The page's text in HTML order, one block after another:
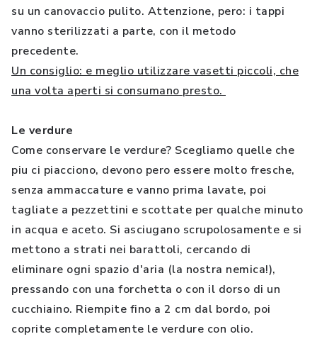
su un canovaccio pulito. Attenzione, pero: i tappi
vanno sterilizzati a parte, con il metodo
precedente.
Un consiglio: e meglio utilizzare vasetti piccoli, che
una volta aperti si consumano presto.
Le verdure
Come conservare le verdure? Scegliamo quelle che
piu ci piacciono, devono pero essere molto fresche,
senza ammaccature e vanno prima lavate, poi
tagliate a pezzettini e scottate per qualche minuto
in acqua e aceto. Si asciugano scrupolosamente e si
mettono a strati nei barattoli, cercando di
eliminare ogni spazio d'aria (la nostra nemica!),
pressando con una forchetta o con il dorso di un
cucchiaino. Riempite fino a 2 cm dal bordo, poi
coprite completamente le verdure con olio.